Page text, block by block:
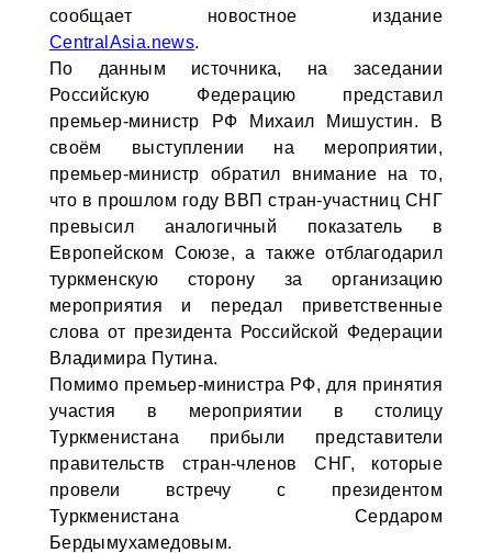
сообщает новостное издание
CentralAsia.news.
По данным источника, на заседании
Российскую Федерацию представил
премьер-министр РФ Михаил Мишустин. В
своём выступлении на мероприятии,
премьер-министр обратил внимание на то,
что в прошлом году ВВП стран-участниц СНГ
превысил аналогичный показатель в
Европейском Союзе, а также отблагодарил
туркменскую сторону за организацию
мероприятия и передал приветственные
слова от президента Российской Федерации
Владимира Путина.
Помимо премьер-министра РФ, для принятия
участия в мероприятии в столицу
Туркменистана прибыли представители
правительств стран-членов СНГ, которые
провели встречу с президентом
Туркменистана Сердаром
Бердымухамедовым.